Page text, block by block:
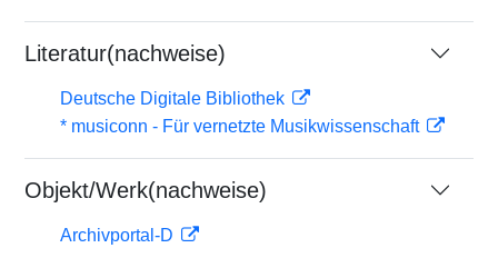
Literatur(nachweise)
Deutsche Digitale Bibliothek
* musiconn - Für vernetzte Musikwissenschaft
Objekt/Werk(nachweise)
Archivportal-D